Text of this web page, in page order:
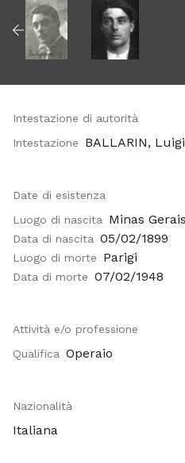
Intestazione di autorità
Intestazione
BALLARIN, Luigi
Date di esistenza
Luogo di nascita
Minas Gerais
Data di nascita 05/02/1899
Luogo di morte Parigi
Data di morte 07/02/1948
Attività e/o professione
Qualifica Operaio
Nazionalità
Italiana